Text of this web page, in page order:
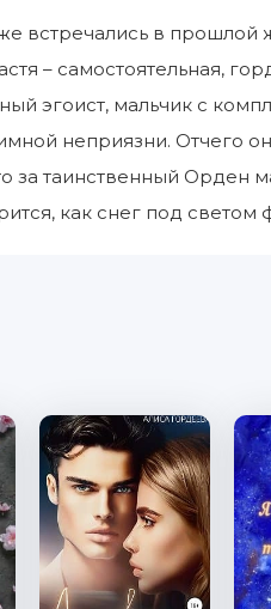
встречались в прошлой
– самостоятельная,
эгоист, мальчик с
неприязни. Отчего
за таинственный Орден
как снег под